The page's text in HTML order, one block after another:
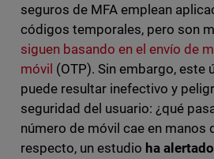
seguros de MFA emplean
códigos temporales, pero son
siguen basando en el envío de
móvil (OTP). Sin embargo, este
puede resultar inefectivo y
seguridad del usuario: ¿qué
número de móvil cae en manos
respecto, un estudio ha